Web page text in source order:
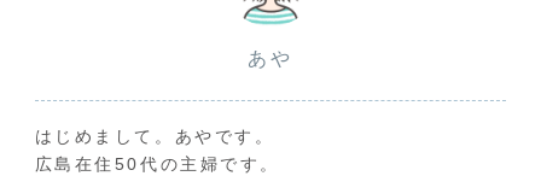
あや
はじめまして。あやです。
広島在住50代の主婦です。